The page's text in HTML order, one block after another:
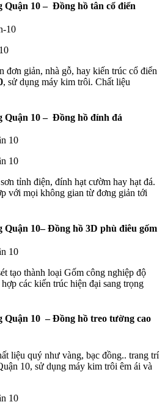
Quận 10– Đồng hồ tân cổ điển
đơn giản, nhà gỗ, hay kiến trúc cổ điển
, sử dụng máy kim trôi. Chất liệu
Quận 10– Đồng hồ đính đá
tỉnh điện, đính hạt cườm hay hạt đá.
với mọi không gian từ đơng giản tới
Quận 10– Đồng hồ 3D phù điêu gốm
tạo thành loại Gốm công nghiệp độ
các kiến trúc hiện đại sang trọng
Quận 10– Đồng hồ treo tường cao
liệu quý như vàng, bạc đồng.. trang trí
10, sử dụng máy kim trôi êm ái và